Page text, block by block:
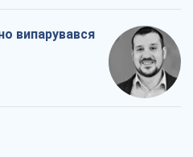
випарувався